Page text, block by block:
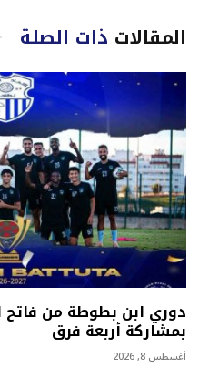
المقالات ذات الصلة
دوري ابن بطوطة من
بمشاركة أربعة فرق
أغسطس 8, 2026